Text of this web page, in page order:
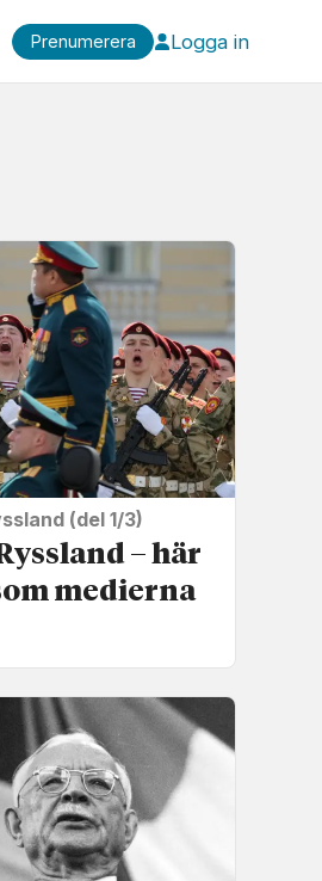
Prenumerera Logga in
(del 1/3)
– här
medierna